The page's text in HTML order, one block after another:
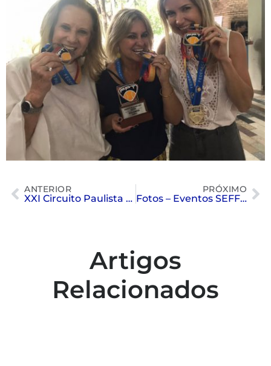
ANTERIOR
XXI Circuito Paulista Masters de Natação – 6ª Etapa – Troféu Alexandre Mitzkun
PRÓXIMO
Fotos – Eventos SEFFE/SAT
Artigos
Relacionados